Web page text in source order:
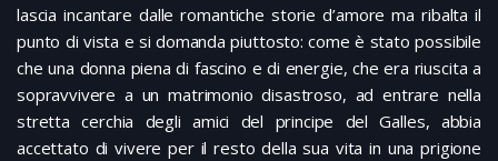
lascia incantare dalle romantiche storie d’amore ma ribalta il
punto di vista e si domanda piuttosto: come è stato possibile
che una donna piena di fascino e di energie, che era riuscita a
sopravvivere a un matrimonio disastroso, ad entrare nella
stretta cerchia degli amici del principe del Galles, abbia
accettato di vivere per il resto della sua vita in una prigione